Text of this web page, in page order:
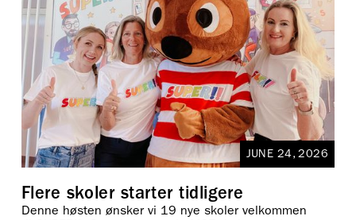
JUNE 24, 2026
Flere skoler starter tidligere
Denne høsten ønsker vi 19 nye skoler velkommen